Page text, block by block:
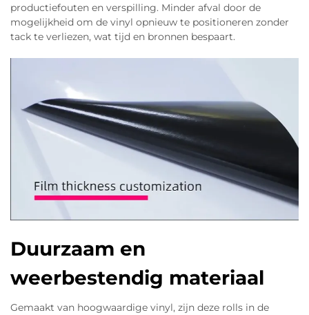
productiefouten en verspilling. Minder afval door de
mogelijkheid om de vinyl opnieuw te positioneren zonder
tack te verliezen, wat tijd en bronnen bespaart.
Duurzaam en
weerbestendig materiaal
Gemaakt van hoogwaardige vinyl, zijn deze rolls in de